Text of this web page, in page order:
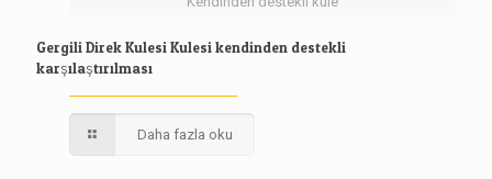
Gergili Direk Kulesi Kulesi kendinden destekli
karşılaştırılması
Daha fazla oku